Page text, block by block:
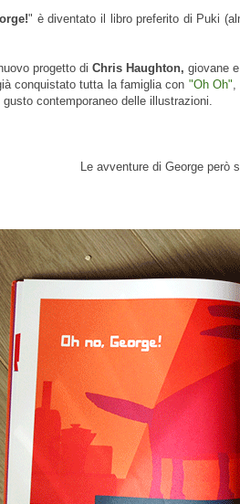
" è diventato il libro preferito di Puki
progetto di Chris Haughton, giovane
conquistato tutta la famiglia con "Oh Oh",
contemporaneo delle illustrazioni.
Le avventure di George però